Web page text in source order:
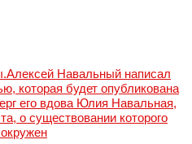
Навальный написал
которая будет опубликована
его вдова Юлия Навальная,
о существовании которого